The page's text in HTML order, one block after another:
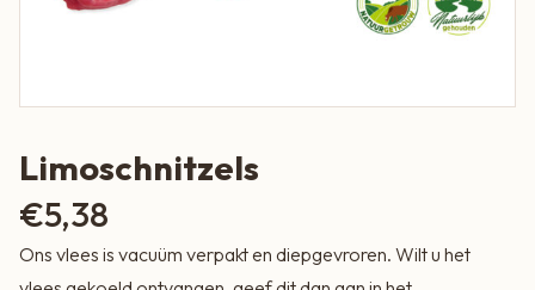
Limoschnitzels
€5,38
Ons vlees is vacuüm verpakt en diepgevroren. Wilt u het